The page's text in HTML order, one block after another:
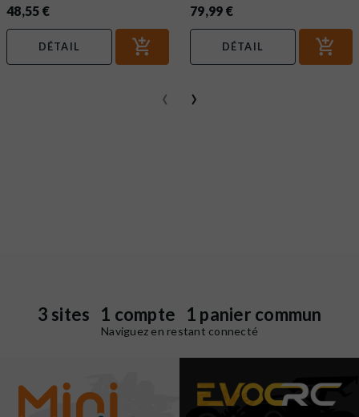
48,55 €
DÉTAIL
79,99 €
DÉTAIL
‹ ›
3 sites 1 compte 1 panier commun
Naviguez en restant connecté